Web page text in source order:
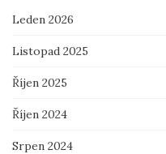
Leden 2026
Listopad 2025
Říjen 2025
Říjen 2024
Srpen 2024